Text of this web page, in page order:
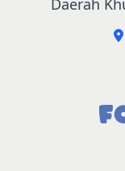
Daerah